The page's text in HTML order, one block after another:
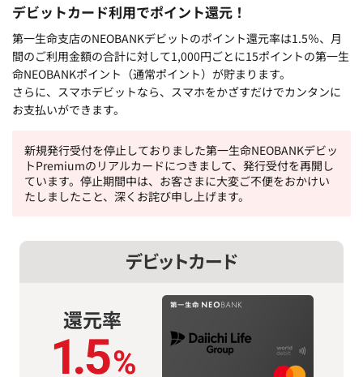
デビットカード利用でポイント還元！
第一生命支店のNEOBANKデビットのポイント還元率は1.5％、月
間のご利用金額の合計に対して1,000円ごとに15ポイントの第一生
命NEOBANKポイント（通常ポイント）が貯まります。
さらに、スマホデビットなら、スマホをかざすだけでカンタンに
お支払いができます。
新規発行受付を停止しておりました第一生命NEOBANKデビッ
トPremiumのリアルカードにつきまして、発行受付を再開し
ています。停止期間中は、お客さまに大変ご不便をおかけい
たしましたこと、深くお詫び申し上げます。